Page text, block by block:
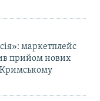
маркетплейс
прийом нових